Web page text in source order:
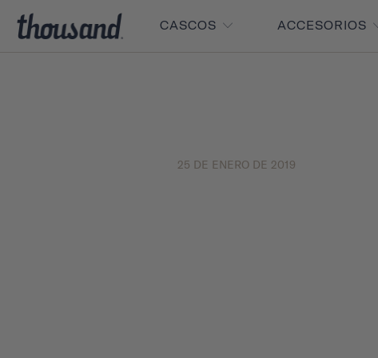
CASCOS ACCESORIOS
25 DE ENERO DE 2019